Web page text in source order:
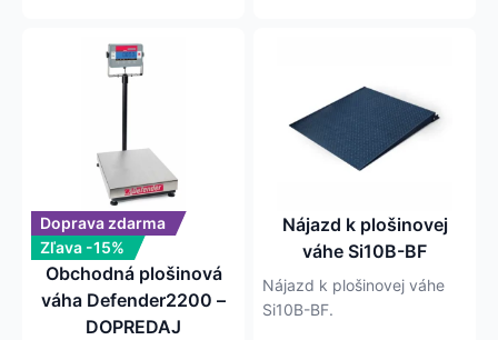
Doprava zdarma
Zľava -15%
Obchodná plošinová
váha Defender2200 –
DOPREDAJ
Nájazd k plošinovej
váhe Si10B-BF
Nájazd k plošinovej váhe
Si10B-BF.
viacero
variantov.
môžete
stránke
produktu.